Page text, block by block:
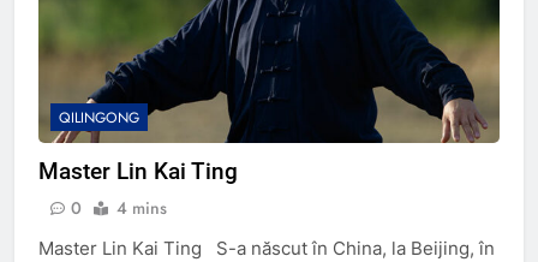
QILINGONG
Master Lin Kai Ting
0 4 mins
Master Lin Kai Ting S-a născut în China, la Beijing, în